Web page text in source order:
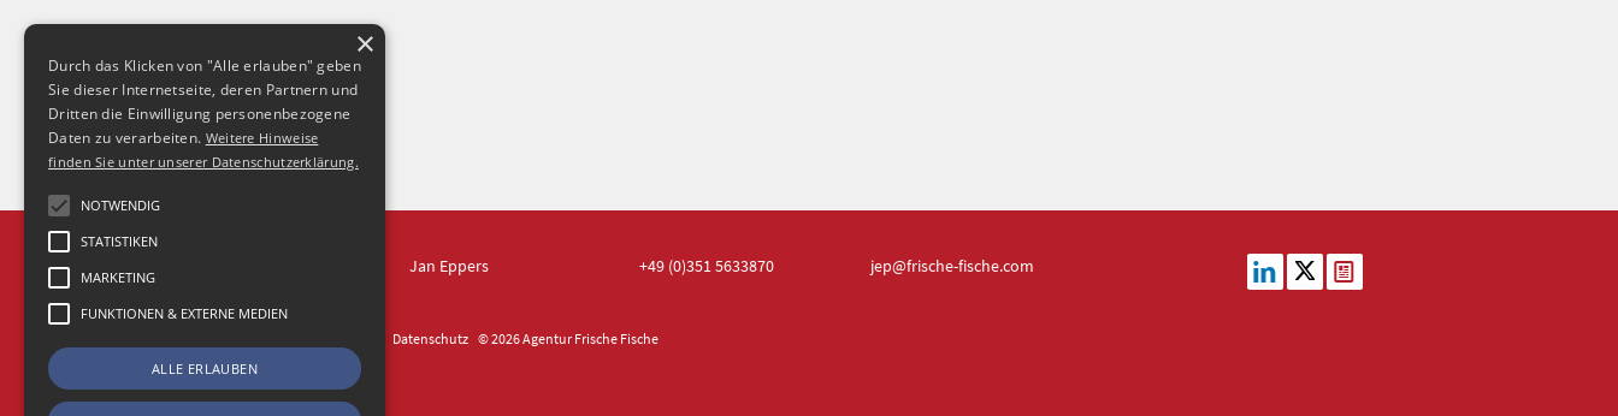
Jan Eppers +49 (0)3515633870 jep@frische-fische.com
Datenschutz © 2026 Agentur Frische Fische
×
Durch das Klicken von "Alle erlauben" geben
Sie dieser Internetseite, deren Partnern und
Dritten die Einwilligung personenbezogene
Daten zu verarbeiten. Weitere Hinweise
finden Sie unter unserer Datenschutzerklärung.
NOTWENDIG
STATISTIKEN
MARKETING
FUNKTIONEN & EXTERNE MEDIEN
ALLE ERLAUBEN